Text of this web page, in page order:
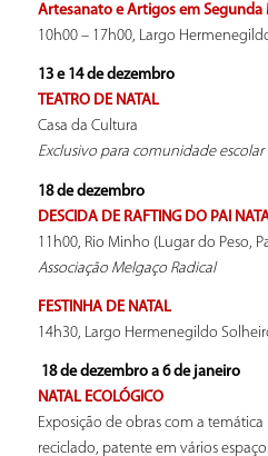
Artesanato e Artigos em Segunda
10h00 – 17h00, Largo
13 e 14 de dezembro
TEATRO DE NATAL
Casa da Cultura
Exclusivo para comunidade escolar
18 de dezembro
DESCIDA DE RAFTING DO PAI
11h00, Rio Minho (Lugar do Peso,
Associação Melgaço Radical
FESTINHA DE NATAL
14h30, Largo Hermenegildo
18 de dezembro a 6 de janeiro
NATAL ECOLÓGICO
Exposição de obras com a
reciclado, patente em vários